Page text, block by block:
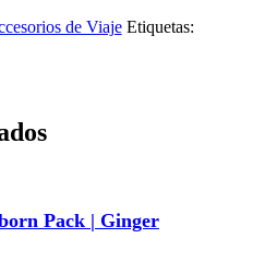
de Viaje Etiquetas:
Pack | Ginger